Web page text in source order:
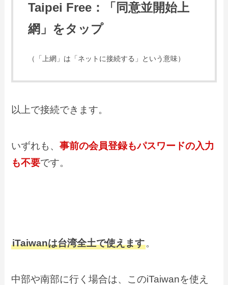
Taipei Free：「同意並開始上
網」をタップ
（「上網」は「ネットに接続する」という意味）
以上で接続できます。
いずれも、事前の会員登録もパスワードの入力
も不要です。
iTaiwanは台湾全土で使えます。
中部や南部に行く場合は、このiTaiwanを使え